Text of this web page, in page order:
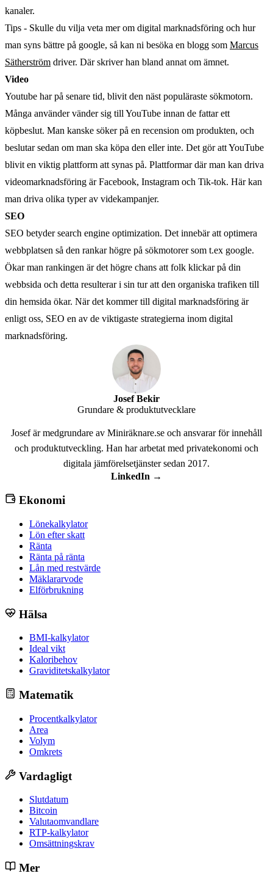
kanaler.
Tips - Skulle du vilja veta mer om digital marknadsföring och hur
man syns bättre på google, så kan ni besöka en blogg som Marcus
Sätherström driver. Där skriver han bland annat om ämnet.
Video
Youtube har på senare tid, blivit den näst populäraste sökmotorn.
Många använder vänder sig till YouTube innan de fattar ett
köpbeslut. Man kanske söker på en recension om produkten, och
beslutar sedan om man ska köpa den eller inte. Det gör att YouTube
blivit en viktig plattform att synas på. Plattformar där man kan driva
videomarknadsföring är Facebook, Instagram och Tik-tok. Här kan
man driva olika typer av videkampanjer.
SEO
SEO betyder search engine optimization. Det innebär att optimera
webbplatsen så den rankar högre på sökmotorer som t.ex google.
Ökar man rankingen är det högre chans att folk klickar på din
webbsida och detta resulterar i sin tur att den organiska trafiken till
din hemsida ökar. När det kommer till digital marknadsföring är
enligt oss, SEO en av de viktigaste strategierna inom digital
marknadsföring.
Josef Bekir
Grundare & produktutvecklare
Josef är medgrundare av Miniräknare.se och ansvarar för innehåll
och produktutveckling. Han har arbetat med privatekonomi och
digitala jämförelsetjänster sedan 2017.
LinkedIn →
Ekonomi
Lönekalkylator
Lön efter skatt
Ränta
Ränta på ränta
Lån med restvärde
Mäklararvode
Elförbrukning
Hälsa
BMI-kalkylator
Ideal vikt
Kaloribehov
Graviditetskalkylator
Matematik
Procentkalkylator
Area
Volym
Omkrets
Vardagligt
Slutdatum
Bitcoin
Valutaomvandlare
RTP-kalkylator
Omsättningskrav
Mer